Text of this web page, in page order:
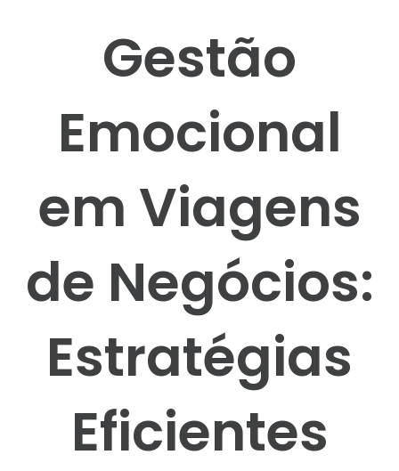
Gestão
Emocional
em Viagens
de Negócios:
Estratégias
Eficientes